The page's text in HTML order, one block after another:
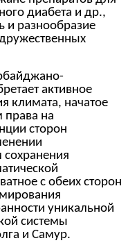
диабета и др.,
и разнообразие
активное
климата, начатое
права на
сторон
с обеих сторон
уникальной
системы
и Самур.